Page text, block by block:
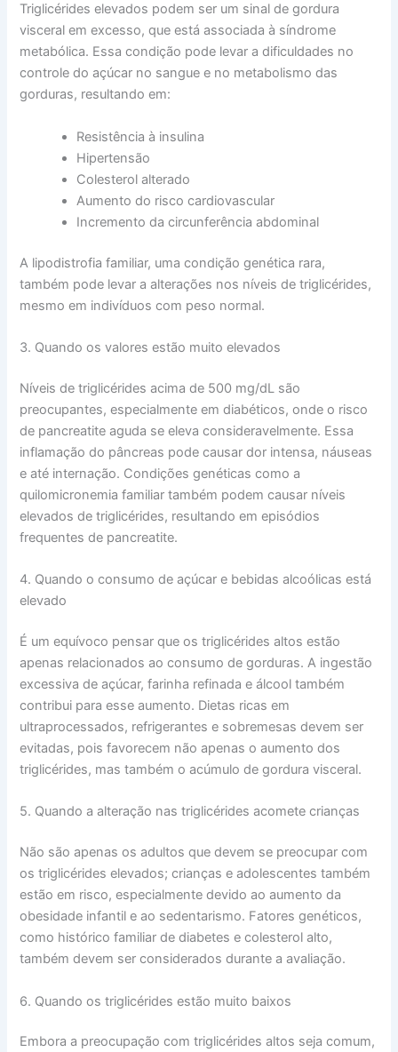
Triglicérides elevados podem ser um sinal de gordura
visceral em excesso, que está associada à síndrome
metabólica. Essa condição pode levar a dificuldades no
controle do açúcar no sangue e no metabolismo das
gorduras, resultando em:
Resistência à insulina
Hipertensão
Colesterol alterado
Aumento do risco cardiovascular
Incremento da circunferência abdominal
A lipodistrofia familiar, uma condição genética rara,
também pode levar a alterações nos níveis de triglicérides,
mesmo em indivíduos com peso normal.
3. Quando os valores estão muito elevados
Níveis de triglicérides acima de 500 mg/dL são
preocupantes, especialmente em diabéticos, onde o risco
de pancreatite aguda se eleva consideravelmente. Essa
inflamação do pâncreas pode causar dor intensa, náuseas
e até internação. Condições genéticas como a
quilomicronemia familiar também podem causar níveis
elevados de triglicérides, resultando em episódios
frequentes de pancreatite.
4. Quando o consumo de açúcar e bebidas alcoólicas está
elevado
É um equívoco pensar que os triglicérides altos estão
apenas relacionados ao consumo de gorduras. A ingestão
excessiva de açúcar, farinha refinada e álcool também
contribui para esse aumento. Dietas ricas em
ultraprocessados, refrigerantes e sobremesas devem ser
evitadas, pois favorecem não apenas o aumento dos
triglicérides, mas também o acúmulo de gordura visceral.
5. Quando a alteração nas triglicérides acomete crianças
Não são apenas os adultos que devem se preocupar com
os triglicérides elevados; crianças e adolescentes também
estão em risco, especialmente devido ao aumento da
obesidade infantil e ao sedentarismo. Fatores genéticos,
como histórico familiar de diabetes e colesterol alto,
também devem ser considerados durante a avaliação.
6. Quando os triglicérides estão muito baixos
Embora a preocupação com triglicérides altos seja comum,